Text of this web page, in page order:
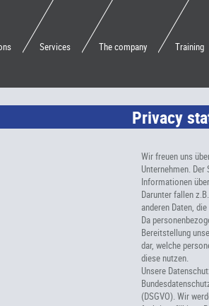
Services The company Training
Privacy
Wir freuen uns
Unternehmen.
Informationen
Darunter fallen
anderen Daten,
Da
Bereitstellung
dar, welche
diese nutzen.
Unsere
(DSGVO). Wir